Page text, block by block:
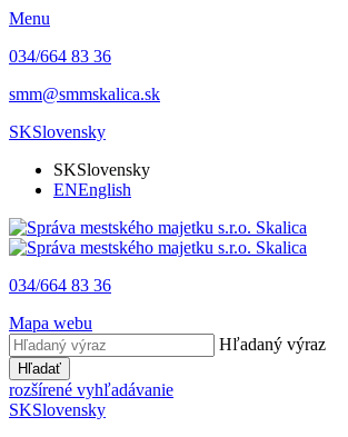
Menu
034/664 83 36
smm@smmskalica.sk
SKSlovensky
SKSlovensky
ENEnglish
034/664 83 36
Mapa webu
Hľadaný výraz
Hľadať
rozšírené vyhľadávanie
SKSlovensky